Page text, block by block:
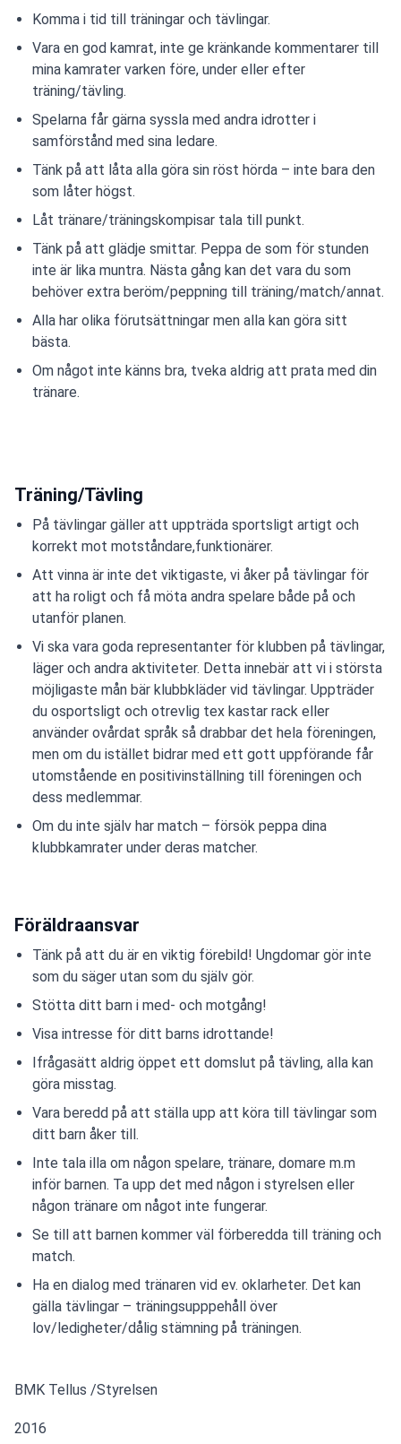
Komma i tid till träningar och tävlingar.
Vara en god kamrat, inte ge kränkande kommentarer till
mina kamrater varken före, under eller efter
träning/tävling.
Spelarna får gärna syssla med andra idrotter i
samförstånd med sina ledare.
Tänk på att låta alla göra sin röst hörda – inte bara den
som låter högst.
Låt tränare/träningskompisar tala till punkt.
Tänk på att glädje smittar. Peppa de som för stunden
inte är lika muntra. Nästa gång kan det vara du som
behöver extra beröm/peppning till träning/match/annat.
Alla har olika förutsättningar men alla kan göra sitt
bästa.
Om något inte känns bra, tveka aldrig att prata med din
tränare.
Träning/Tävling
På tävlingar gäller att uppträda sportsligt artigt och
korrekt mot motståndare,funktionärer.
Att vinna är inte det viktigaste, vi åker på tävlingar för
att ha roligt och få möta andra spelare både på och
utanför planen.
Vi ska vara goda representanter för klubben på tävlingar,
läger och andra aktiviteter. Detta innebär att vi i största
möjligaste mån bär klubbkläder vid tävlingar. Uppträder
du osportsligt och otrevlig tex kastar rack eller
använder ovårdat språk så drabbar det hela föreningen,
men om du istället bidrar med ett gott uppförande får
utomstående en positivinställning till föreningen och
dess medlemmar.
Om du inte själv har match – försök peppa dina
klubbkamrater under deras matcher.
Föräldraansvar
Tänk på att du är en viktig förebild! Ungdomar gör inte
som du säger utan som du själv gör.
Stötta ditt barn i med- och motgång!
Visa intresse för ditt barns idrottande!
Ifrågasätt aldrig öppet ett domslut på tävling, alla kan
göra misstag.
Vara beredd på att ställa upp att köra till tävlingar som
ditt barn åker till.
Inte tala illa om någon spelare, tränare, domare m.m
inför barnen. Ta upp det med någon i styrelsen eller
någon tränare om något inte fungerar.
Se till att barnen kommer väl förberedda till träning och
match.
Ha en dialog med tränaren vid ev. oklarheter. Det kan
gälla tävlingar – träningsupppehåll över
lov/ledigheter/dålig stämning på träningen.
BMK Tellus /Styrelsen
2016